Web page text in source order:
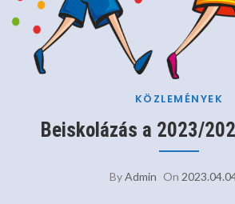
KÖZLEMÉNYEK
Beiskolázás a 2023/
ByAdmin On